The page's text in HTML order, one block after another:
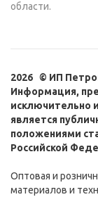
области.
2026 © ИП
Информация,
исключительно
является
положениями
Российской
Оптовая и
материалов и